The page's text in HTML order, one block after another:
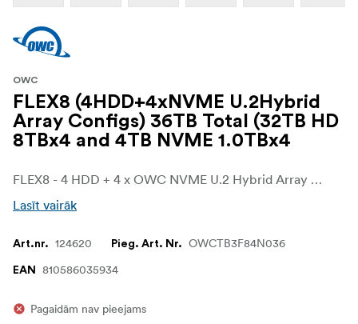
OWC
FLEX8 (4HDD+4xNVME U.2Hybrid
Array Configs) 36TB Total (32TB HD
8TBx4 and 4TB NVME 1.0TBx4
FLEX8 - 4 HDD + 4 x OWC NVME U.2 Hybrid Array Configs
Lasīt vairāk
Art.nr. 124620 Pieg. Art. Nr. OWCTB3F84N036
EAN 810586035934
Pagaidām nav pieejams